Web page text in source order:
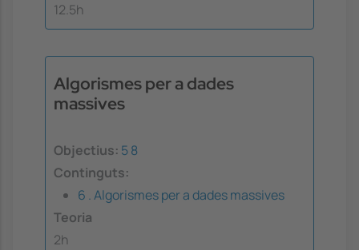
12.5h
Algorismes per a dades
massives
Objectius: 58
Continguts:
6 . Algorismes per a dades massives
Teoria
2h